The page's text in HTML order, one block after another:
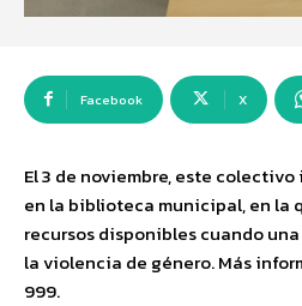
Facebook X
El 3 de noviembre, este
en la biblioteca municipal, en la
recursos disponibles cuando
la violencia de género. Más
999.